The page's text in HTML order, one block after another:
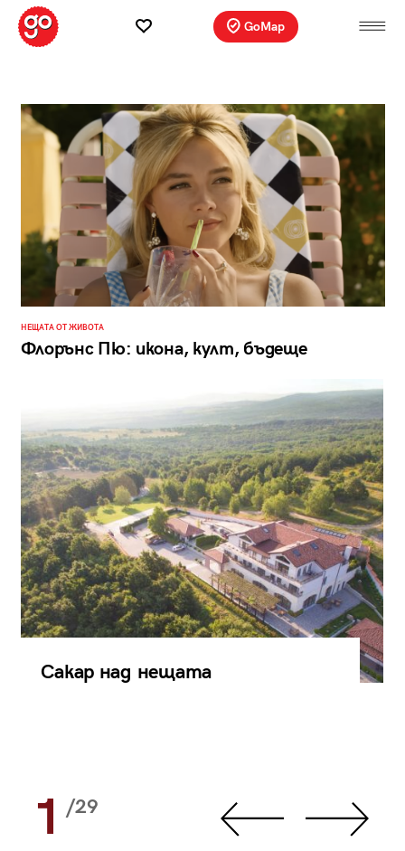
GoMap
НЕЩАТА ОТ ЖИВОТА
Флорънс Пю: икона, култ, бъдеще
Сакар над нещата
1 /29